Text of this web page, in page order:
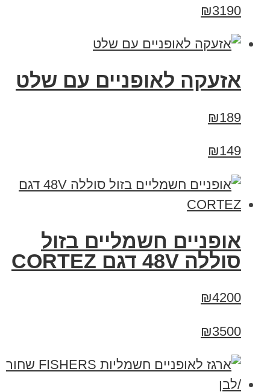
₪3190
אזעקה לאופניים עם שלט
₪189
₪149
אופניים חשמליים בזול
סוללה 48V דגם CORTEZ
₪4200
₪3500